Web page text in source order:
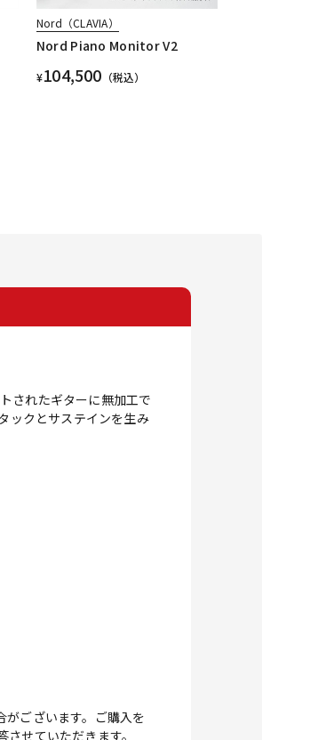
Nord（CLAVIA）
Nord Piano Monitor V2
¥104,500 （税込）
されたギターに無加工で
ックとサステインを生み
ございます。ご購入を
せていただきます。